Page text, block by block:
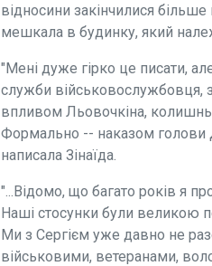
відносини закінчилися
мешкала в будинку, який
"Мені дуже гірко це писати,
служби військовослужбовця,
впливом Льовочкіна,
Формально -- наказом голови
написала Зінаїда.
"...Відомо, що багато років я
Наші стосунки були великою
Ми з Сергієм уже давно не
військовими, ветеранами,